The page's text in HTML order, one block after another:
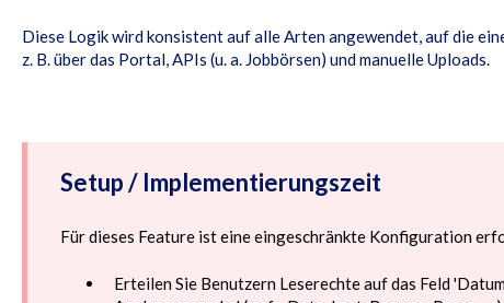
Diese Logik wird konsistent auf alle Arten angewendet, auf die
z. B. über das Portal, APIs (u. a. Jobbörsen) und manuelle Uploads.
Setup / Implementierungszeit
Für dieses Feature ist eine eingeschränkte Konfiguration
Erteilen Sie Benutzern Leserechte auf das Feld